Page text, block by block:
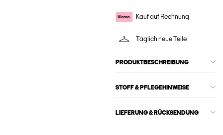
Kauf auf Rechnung
Täglich neue Teile
PRODUKTBESCHREIBUNG
STOFF & PFLEGEHINWEISE
LIEFERUNG & RÜCKSENDUNG